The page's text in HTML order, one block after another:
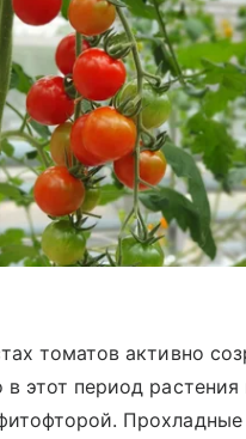
томатов активно
этот период растения